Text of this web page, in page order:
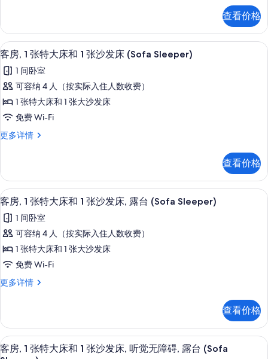
有
照
片
大
床,
听
觉
无
障
碍
(Hearing
所
有
照
片
特
大
床,
觉
无
碍
(Hearing
更
查看价格
显
示
客
房,
1
张
特
床
和
1
张
沙
发
床
(Sofa
Sleeper)
所
有
照
高档床上用品、客房内保险箱、办公
4
客房, 1 张特大床和 1 张沙发床 (Sofa Sleeper)
1 间卧室
可容纳 4 人（按实际入住人数收费）
1 张特大床和 1 张大沙发床
免费 Wi-Fi
更多详情
客
特
大
床
张
发
床
Sleeper)
息
查看价格
显
示
客
房,
1
张
特
床
和
1
高档床上用品、客房内保险箱、办公
4
客房, 1 张特大床和 1 张沙发床, 露台 (Sofa Sleeper)
1 间卧室
可容纳 4 人（按实际入住人数收费）
1 张特大床和 1 张大沙发床
免费 Wi-Fi
更多详情
客
特
大
床
查看价格
显
高档床上用品、客房内保险箱、办公
4
客房, 1 张特大床和 1 张沙发床, 听觉无障碍, 露台 (Sofa